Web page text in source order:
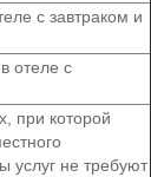
с завтраком и
отеле с
при которой
услуг не требуют